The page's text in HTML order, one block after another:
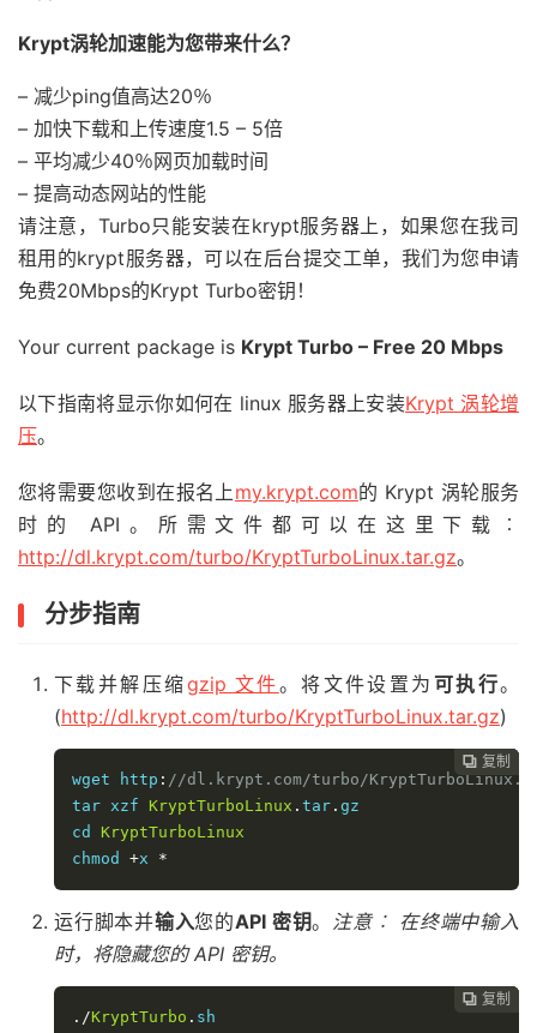
Krypt涡轮加速能为您带来什么？
– 减少ping值高达20％
– 加快下载和上传速度1.5 – 5倍
– 平均减少40％网页加载时间
– 提高动态网站的性能
请注意，Turbo只能安装在krypt服务器上，如果您在我司
租用的krypt服务器，可以在后台提交工单，我们为您申请
免费20Mbps的Krypt Turbo密钥！
Your current package is Krypt Turbo – Free 20 Mbps
以下指南将显示你如何在 linux 服务器上安装Krypt 涡轮增
压。
您将需要您收到在报名上my.krypt.com的 Krypt 涡轮服务
时的 API。所需文件都可以在这里下载︰
http://dl.krypt.com/turbo/KryptTurboLinux.tar.gz。
分步指南
下载并解压缩gzip 文件。将文件设置为 可执行。
(http://dl.krypt.com/turbo/KryptTurboLinux.tar.gz)
 复制
 复制
 复制
 复制
 复制
wget http : //dl.krypt.com/turbo/
tar xzf KryptTurboLinux . tar . gz
cd KryptTurboLinux
chmod +x *
运行脚本并输入您的API 密钥。 注意︰ 在终端中输入
时，将隐藏您的 API 密钥。
 复制
 复制
 复制
 复制
./KryptTurbo .